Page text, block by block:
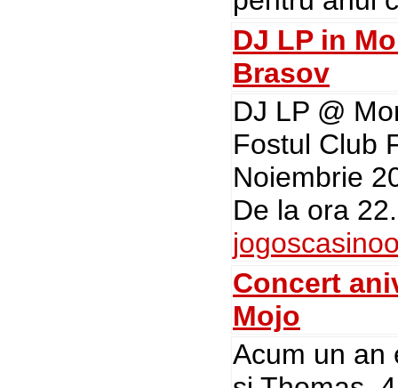
DJ LP in
Brasov
DJ LP @
Fostul Club
Noiembrie
De la ora
Concert
Mojo
Acum un an